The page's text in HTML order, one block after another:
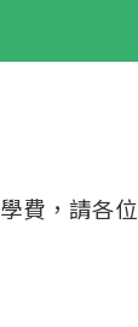
費，請各